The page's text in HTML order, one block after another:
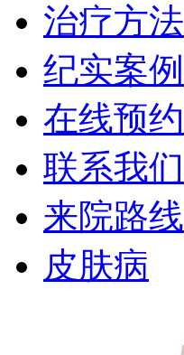
治疗方法
纪实案例
在线预约
联系我们
来院路线
皮肤病